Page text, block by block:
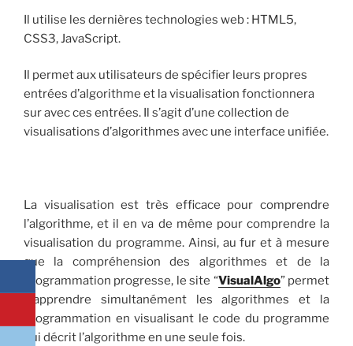
Il utilise les dernières technologies web : HTML5,
CSS3, JavaScript.
Il permet aux utilisateurs de spécifier leurs propres
entrées d’algorithme et la visualisation fonctionnera
sur avec ces entrées. Il s’agit d’une collection de
visualisations d’algorithmes avec une interface unifiée.
La visualisation est très efficace pour comprendre
l’algorithme, et il en va de même pour comprendre la
visualisation du programme. Ainsi, au fur et à mesure
que la compréhension des algorithmes et de la
programmation progresse, le site “VisualAlgo” permet
d’apprendre simultanément les algorithmes et la
programmation en visualisant le code du programme
qui décrit l’algorithme en une seule fois.